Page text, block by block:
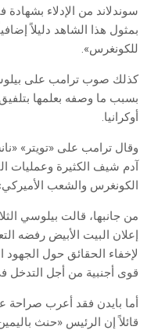
سوندلاند من الإدلاء
بمثول هذا الشاهد دليلاً
للكونغرس».
كذلك صوب ترامب على بيلوسي
بسبب ما وصفه بعلمها
أوكرانيا.
وقال ترامب على «تويتر»
آدم شيف الكثيرة وعمليات
الكونغرس والشعب
من جانبها، قالت بيلوسي
إعلان البيت الأبيض رفضه
لإخفاء الحقائق حول
قوى أجنبية من أجل التدخل في
أما بايدن فقد أعرب
قائلاً إن الرئيس «حنث